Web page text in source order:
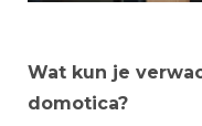
Wat kun je
domotica?